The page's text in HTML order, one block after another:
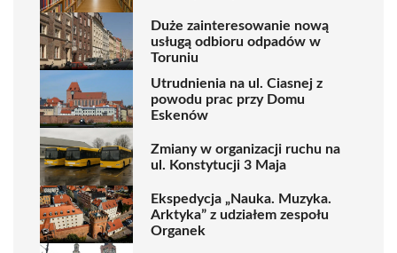
Duże zainteresowanie nową
usługą odbioru odpadów w
Toruniu
Utrudnienia na ul. Ciasnej z
powodu prac przy Domu
Eskenów
Zmiany w organizacji ruchu na
ul. Konstytucji 3 Maja
Ekspedycja „Nauka. Muzyka.
Arktyka” z udziałem zespołu
Organek